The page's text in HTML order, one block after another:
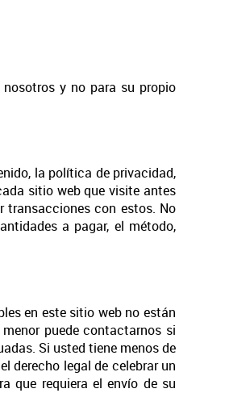
y no para su propio
la política de privacidad,
sitio web que visite antes
transacciones con estos. No
a pagar, el método,
en este sitio web no están
puede contactarnos si
Si usted tiene menos de
derecho legal de celebrar un
que requiera el envío de su